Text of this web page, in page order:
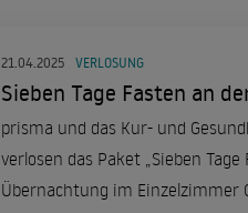
21.04.2025 VERLOSUNG
Sieben Tage Fasten an
prisma und das Kur- und
verlosen das Paket „Sieben
Übernachtung im Einzelzimmer